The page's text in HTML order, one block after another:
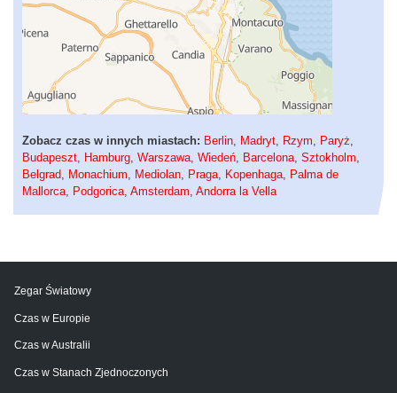
Zobacz czas w innych miastach: Berlin Madryt Rzym Paryż
Budapeszt
Hamburg Warszawa Wiedeń Barcelona Sztokholm
Belgrad
Monachium Mediolan Praga Kopenhaga
Palma de
Mallorca
Podgorica Amsterdam Andorra la Vella
Zegar Światowy
Czas w Europie
Czas w Australii
Czas w Stanach Zjednoczonych